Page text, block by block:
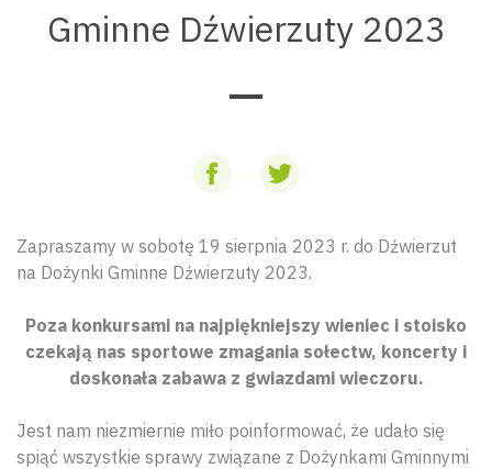
Gminne Dźwierzuty 2023
Zapraszamy w sobotę 19 sierpnia 2023 r. do Dźwierzut
na Dożynki Gminne Dźwierzuty 2023.
Poza konkursami na najpiękniejszy wieniec i stoisko
czekają nas sportowe zmagania sołectw, koncerty i
doskonała zabawa z gwiazdami wieczoru.
Jest nam niezmiernie miło poinformować, że udało się
spiąć wszystkie sprawy związane z Dożynkami Gminnymi